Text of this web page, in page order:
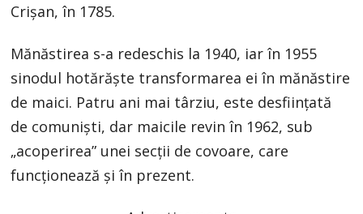
Crişan, în 1785.
Mănăstirea s-a redeschis la 1940, iar în 1955
sinodul hotărăşte transformarea ei în mănăstire
de maici. Patru ani mai târziu, este desfiinţată
de comunişti, dar maicile revin în 1962, sub
„acoperirea” unei secţii de covoare, care
funcţionează şi în prezent.